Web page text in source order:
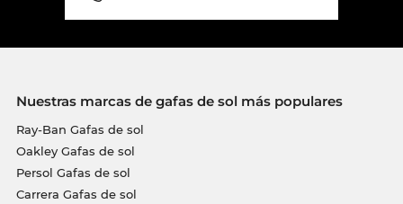
Nuestras marcas de gafas de sol más populares
Ray-Ban Gafas de sol
Oakley Gafas de sol
Persol Gafas de sol
Carrera Gafas de sol